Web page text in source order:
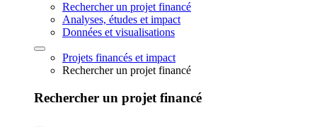
Rechercher un projet financé
Analyses, études et impact
Données et visualisations
Projets financés et impact
Rechercher un projet financé
Rechercher un projet financé